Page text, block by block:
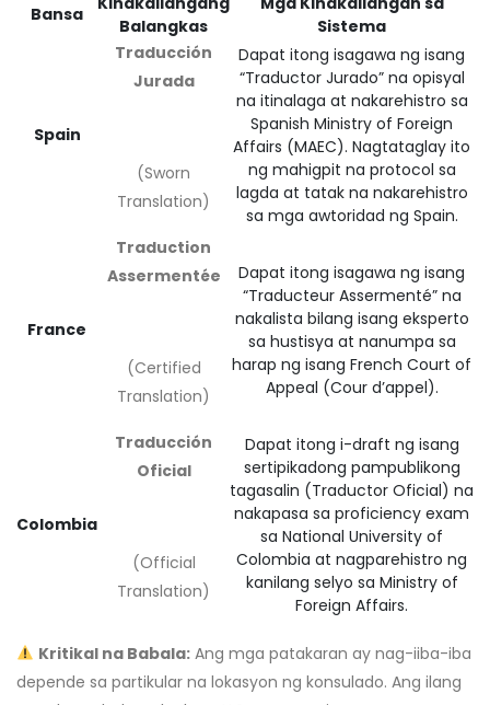
Bansa
Balangkas
Sistema
Spain
Traducción
Jurada
(Sworn
Translation)
Dapat itong isagawa ng isang
“Traductor Jurado” na opisyal
na itinalaga at nakarehistro sa
Spanish Ministry of Foreign
Affairs (MAEC). Nagtataglay ito
ng mahigpit na protocol sa
lagda at tatak na nakarehistro
sa mga awtoridad ng Spain.
France
Traduction
Assermentée
(Certified
Translation)
Dapat itong isagawa ng isang
“Traducteur Assermenté” na
nakalista bilang isang eksperto
sa hustisya at nanumpa sa
harap ng isang French Court of
Appeal (Cour d’appel).
Colombia
Traducción
Oficial
(Official
Translation)
Dapat itong i-draft ng isang
sertipikadong pampublikong
tagasalin (Traductor Oficial) na
nakapasa sa proficiency exam
sa National University of
Colombia at nagparehistro ng
kanilang selyo sa Ministry of
Foreign Affairs.
Kritikal na Babala:Ang mga patakaran ay nag-iiba-iba
depende sa partikular na lokasyon ng konsulado. Ang ilang